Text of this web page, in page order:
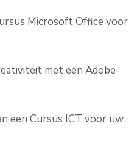
Microsoft Office voor
met een Adobe-
een Cursus ICT voor uw